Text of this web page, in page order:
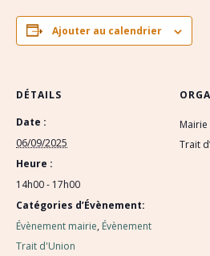
Ajouter au calendrier
DÉTAILS
Date :
06/09/2025
Heure :
14h00 - 17h00
Catégories d’Évènement:
Évènement mairie, Évènement
Trait d'Union
Trait